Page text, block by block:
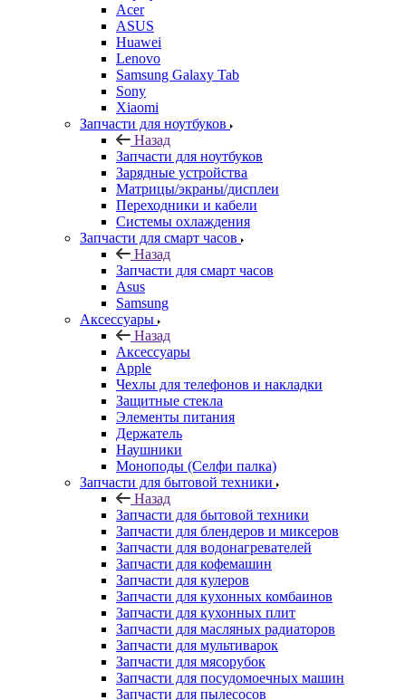
Acer
ASUS
Huawei
Lenovo
Samsung Galaxy Tab
Sony
Xiaomi
Запчасти для ноутбуков
Назад
Запчасти для ноутбуков
Зарядные устройства
Матрицы/экраны/дисплеи
Переходники и кабели
Системы охлаждения
Запчасти для смарт часов
Назад
Запчасти для смарт часов
Asus
Samsung
Аксессуары
Назад
Аксессуары
Apple
Чехлы для телефонов и накладки
Защитные стекла
Элементы питания
Держатель
Наушники
Моноподы (Селфи палка)
Запчасти для бытовой техники
Назад
Запчасти для бытовой техники
Запчасти для блендеров и миксеров
Запчасти для водонагревателей
Запчасти для кофемашин
Запчасти для кулеров
Запчасти для кухонных комбаинов
Запчасти для кухонных плит
Запчасти для масляных радиаторов
Запчасти для мультиварок
Запчасти для мясорубок
Запчасти для посудомоечных машин
Запчасти для пылесосов